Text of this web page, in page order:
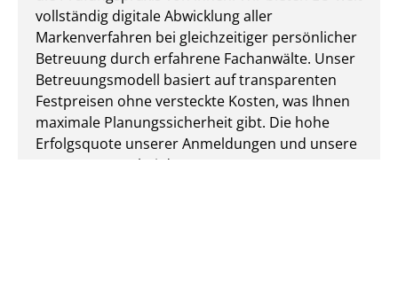
vollständig digitale Abwicklung aller
Markenverfahren bei gleichzeitiger persönlicher
Betreuung durch erfahrene Fachanwälte. Unser
Betreuungsmodell basiert auf transparenten
Festpreisen ohne versteckte Kosten, was Ihnen
maximale Planungssicherheit gibt. Die hohe
Erfolgsquote unserer Anmeldungen und unsere
Unterstützung bei der Beantragung von KMU-